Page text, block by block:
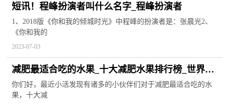
短讯！程峰扮演者叫什么名字_程峰扮演者
1、2018版《你和我的倾城时光》中程峰的扮演者是：张晨光2、
《你和我的
2023-07-03
减肥最适合吃的水果_十大减肥水果排行榜_世界新
动态
你们好，最近小活发现有诸多的小伙伴们对于减肥最适合吃的水
果，十大减